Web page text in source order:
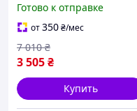
конструкция для жима,
силовых тренировок и
фитнеса, удобная для
зала
Готово к отправке
от350₴/мес
3 505₴
7 010 ₴
Купить